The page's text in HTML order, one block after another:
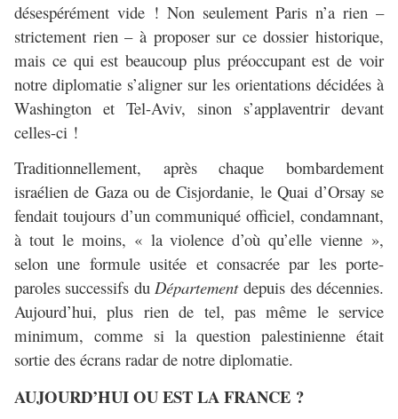
désespérément vide ! Non seulement Paris n’a rien –
strictement rien – à proposer sur ce dossier historique,
mais ce qui est beaucoup plus préoccupant est de voir
notre diplomatie s’aligner sur les orientations décidées à
Washington et Tel-Aviv, sinon s’applaventrir devant
celles-ci !
Traditionnellement, après chaque bombardement
israélien de Gaza ou de Cisjordanie, le Quai d’Orsay se
fendait toujours d’un communiqué officiel, condamnant,
à tout le moins, « la violence d’où qu’elle vienne »,
selon une formule usitée et consacrée par les porte-
paroles successifs du Départementdepuis des décennies.
Aujourd’hui, plus rien de tel, pas même le service
minimum, comme si la question palestinienne était
sortie des écrans radar de notre diplomatie.
AUJOURD’HUI OU EST LA FRANCE ?